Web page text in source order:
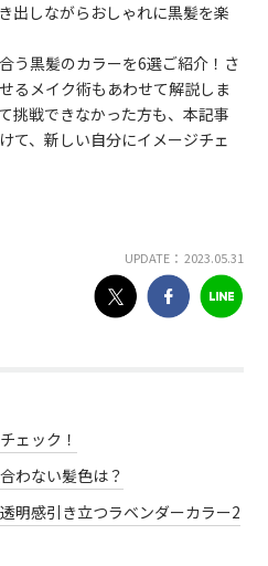
出しながらおしゃれに黒髪を楽
う黒髪のカラーを6選ご紹介！さ
るメイク術もあわせて解説しま
挑戦できなかった方も、本記事
て、新しい自分にイメージチェ
UPDATE： 2023.05.31
ェック！
わない髪色は？
明感引き立つラベンダーカラー2